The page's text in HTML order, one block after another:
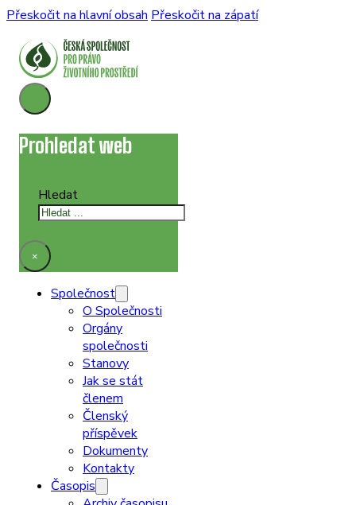
Přeskočit na hlavní obsah Přeskočit na zápatí
Prohledat web
Hledat
×
Společnost
O Společnosti
Orgány
společnosti
Stanovy
Jak se stát
členem
Členský
příspěvek
Dokumenty
Kontakty
Časopis